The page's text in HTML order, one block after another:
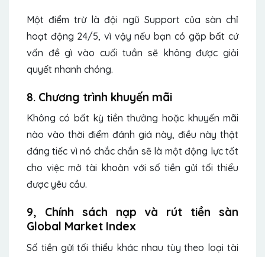
Một điểm trừ là đội ngũ Support của sàn chỉ
hoạt động 24/5, vì vậy nếu bạn có gặp bất cứ
vấn đề gì vào cuối tuần sẽ không được giải
quyết nhanh chóng.
8. Chương trình khuyến mãi
Không có bất kỳ tiền thưởng hoặc khuyến mãi
nào vào thời điểm đánh giá này, điều này thật
đáng tiếc vì nó chắc chắn sẽ là một động lực tốt
cho việc mở tài khoản với số tiền gửi tối thiểu
được yêu cầu.
9, Chính sách nạp và rút tiền sàn
Global Market Index
Số tiền gửi tối thiểu khác nhau tùy theo loại tài